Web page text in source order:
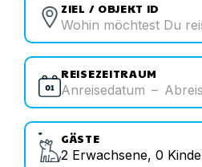
ZIEL / OBJEKT ID
REISEZEITRAUM
Anreisedatum –
GÄSTE
2 Erwachsene, 0